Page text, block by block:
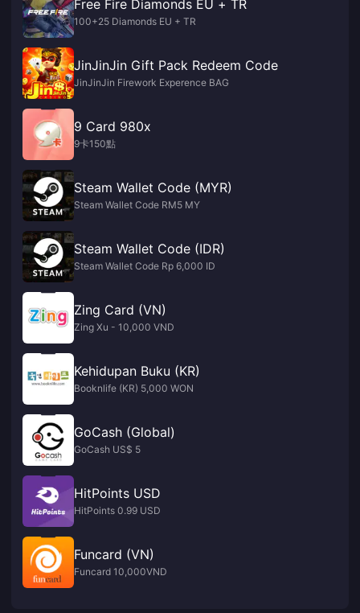
Free Fire Diamonds EU + TR
100+25 Diamonds EU + TR
JinJinJin Gift Pack Redeem Code
JinJinJin Firework Experence BAG
9 Card 980x
9卡150點
Steam Wallet Code (MYR)
Steam Wallet Code RM5 MY
Steam Wallet Code (IDR)
Steam Wallet Code Rp 6,000 ID
Zing Card (VN)
Zing Xu - 10,000 VND
Kehidupan Buku (KR)
Booknlife (KR) 5,000 WON
GoCash (Global)
GoCash US$ 5
HitPoints USD
HitPoints 0.99 USD
Funcard (VN)
Funcard 10,000VND